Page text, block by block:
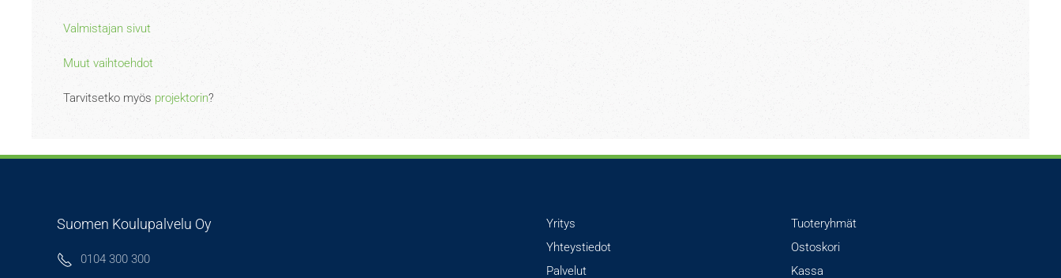
Valmistajan sivut
Muut vaihtoehdot
Tarvitsetko myös projektorin?
Suomen Koulupalvelu Oy
0104 300 300
Yritys
Yhteystiedot
Palvelut
Tuoteryhmät
Ostoskori
Kassa